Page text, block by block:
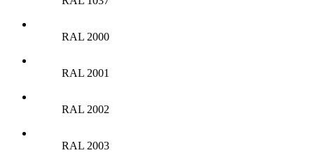
RAL 2000
RAL 2001
RAL 2002
RAL 2003